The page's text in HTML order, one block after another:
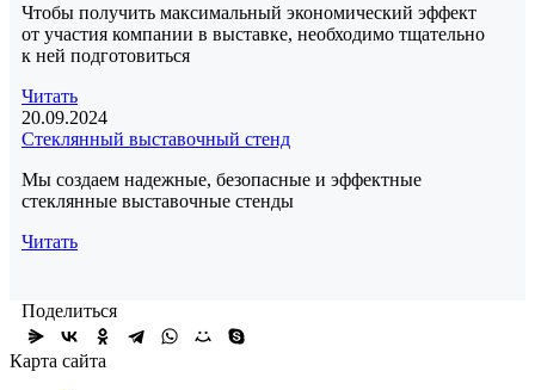
Чтобы получить максимальный экономический эффект
от участия компании в выставке, необходимо тщательно
к ней подготовиться
Читать
20.09.2024
Стеклянный выставочный стенд
Мы создаем надежные, безопасные и эффектные
стеклянные выставочные стенды
Читать
Поделиться
Карта сайта